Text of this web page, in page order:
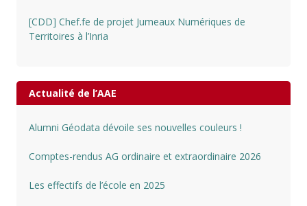
[CDD] Chef.fe de projet Jumeaux Numériques de
Territoires à l’Inria
Actualité de l’AAE
Alumni Géodata dévoile ses nouvelles couleurs !
Comptes-rendus AG ordinaire et extraordinaire 2026
Les effectifs de l’école en 2025